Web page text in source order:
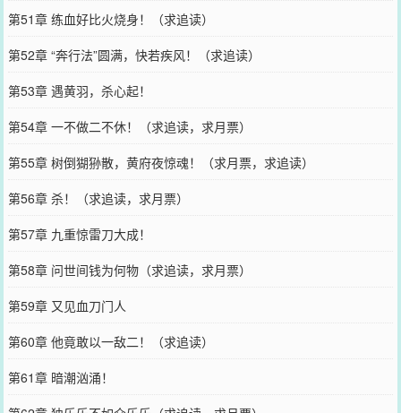
第51章 练血好比火烧身！（求追读）
第52章 “奔行法”圆满，快若疾风！（求追读）
第53章 遇黄羽，杀心起！
第54章 一不做二不休！（求追读，求月票）
第55章 树倒猢狲散，黄府夜惊魂！（求月票，求追读）
第56章 杀！（求追读，求月票）
第57章 九重惊雷刀大成！
第58章 问世间钱为何物（求追读，求月票）
第59章 又见血刀门人
第60章 他竟敢以一敌二！（求追读）
第61章 暗潮汹涌！